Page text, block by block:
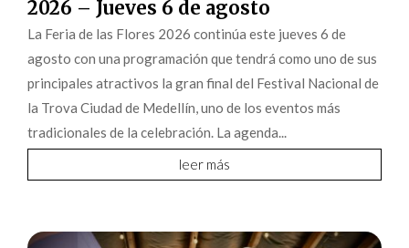
2026 – Jueves 6 de agosto
La Feria de las Flores 2026 continúa este jueves 6 de
agosto con una programación que tendrá como uno de sus
principales atractivos la gran final del Festival Nacional de
la Trova Ciudad de Medellín, uno de los eventos más
tradicionales de la celebración. La agenda...
leer más